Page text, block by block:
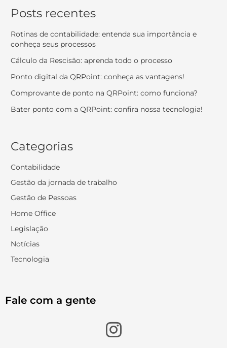
Posts recentes
Rotinas de contabilidade: entenda sua importância e
conheça seus processos
Cálculo da Rescisão: aprenda todo o processo
Ponto digital da QRPoint: conheça as vantagens!
Comprovante de ponto na QRPoint: como funciona?
Bater ponto com a QRPoint: confira nossa tecnologia!
Categorias
Contabilidade
Gestão da jornada de trabalho
Gestão de Pessoas
Home Office
Legislação
Notícias
Tecnologia
Fale com a gente